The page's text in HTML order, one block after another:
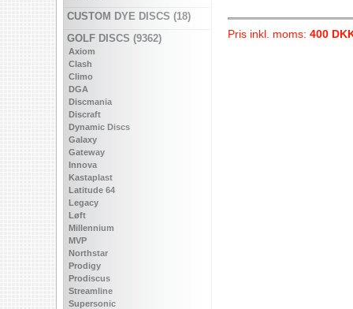
CUSTOM DYE DISCS (18)
GOLF DISCS (9362)
Axiom
Clash
Climo
DGA
Discmania
Discraft
Dynamic Discs
Galaxy
Gateway
Innova
Kastaplast
Latitude 64
Legacy
Løft
Millennium
MVP
Northstar
Prodigy
Prodiscus
Streamline
Supersonic
Pris inkl. moms: 400